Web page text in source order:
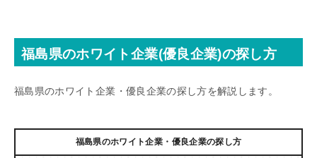
福島県のホワイト企業(優良企業)の探し方
福島県のホワイト企業・優良企業の探し方を解説します。
福島県のホワイト企業・優良企業の探し方